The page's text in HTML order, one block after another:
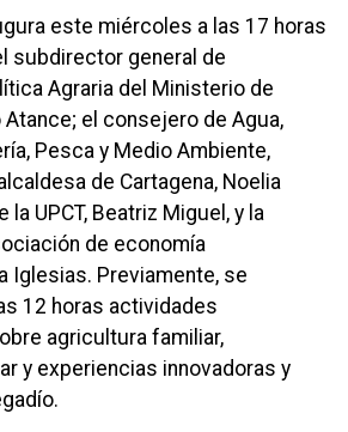
este miércoles a las 17 horas
subdirector general de
Agraria del Ministerio de
el consejero de Agua,
Pesca y Medio Ambiente,
de Cartagena, Noelia
la UPCT, Beatriz Miguel, y la
de economía
Iglesias. Previamente, se
12 horas actividades
agricultura familiar,
y experiencias innovadoras y